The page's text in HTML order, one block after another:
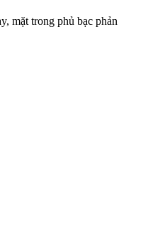
mặt trong phủ bạc phản